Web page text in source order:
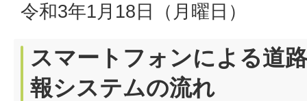
令和3年1月18日（月曜日）
スマートフォンによる道
報システムの流れ